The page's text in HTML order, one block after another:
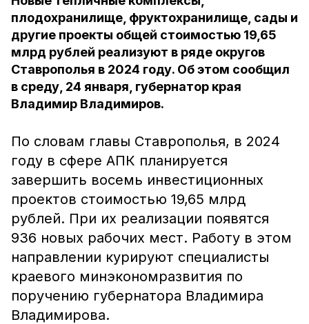
плодохранилище, фруктохранилище, сады и
другие проекты общей стоимостью 19,65
млрд рублей реализуют в ряде округов
Ставрополья в 2024 году. Об этом сообщил
в среду, 24 января, губернатор края
Владимир Владимиров.
По словам главы Ставрополья, в 2024
году в сфере АПК планируется
завершить восемь инвестиционных
проектов стоимостью 19,65 млрд
рублей. При их реализации появятся
936 новых рабочих мест. Работу в этом
направлении курируют специалисты
краевого минэкономразвития по
поручению губернатора Владимира
Владимирова.